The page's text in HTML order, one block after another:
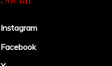
Instagram
Facebook